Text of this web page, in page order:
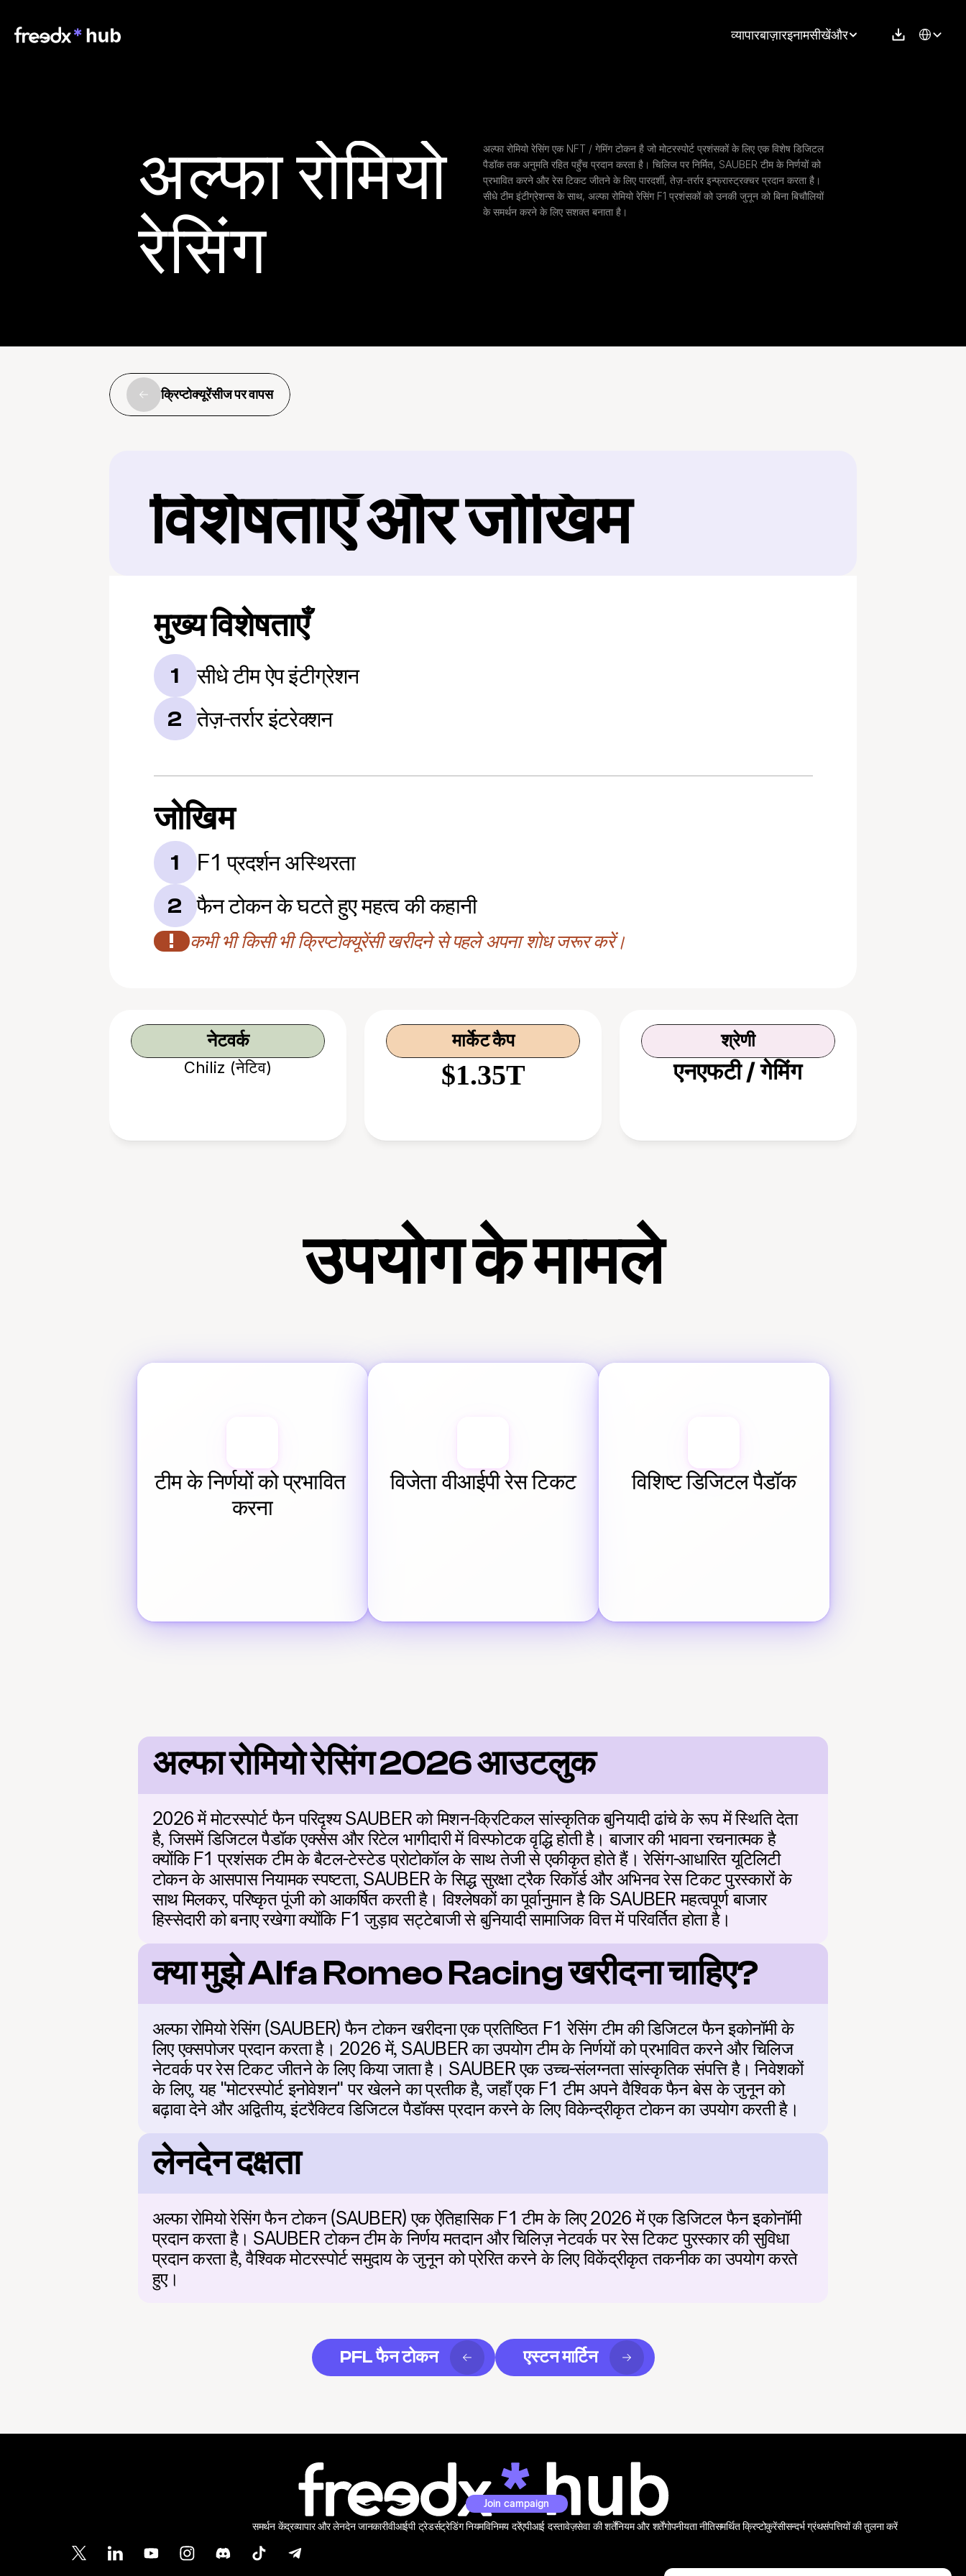
व्यापारबाज़ारइनामसीखेंऔर Select
अल्फा रोमियो
रेसिंग
अल्फा रोमियो रेसिंग एक NFT / गेमिंग टोकन है जो मोटरस्पोर्ट प्रशंसकों के लिए एक विशेष डिजिटल
पैडॉक तक अनुमति रहित पहुँच प्रदान करता है। चिलिज पर निर्मित, SAUBER टीम के निर्णयों को
प्रभावित करने और रेस टिकट जीतने के लिए पारदर्शी, तेज़-तर्रार इन्फ्रास्ट्रक्चर प्रदान करता है।
सीधे टीम इंटीग्रेशन्स के साथ, अल्फा रोमियो रेसिंग F1 प्रशंसकों को उनकी जुनून को बिना बिचौलियों
के समर्थन करने के लिए सशक्त बनाता है।
क्रिप्टोक्यूरेंसीज पर वापस
विशेषताएँ और जोखिम
मुख्य विशेषताएँ
1 सीधे टीम ऐप इंटीग्रेशन
2 तेज़-तर्रार इंटरेक्शन
जोखिम
1 F1 प्रदर्शन अस्थिरता
2 फैन टोकन के घटते हुए महत्व की कहानी
! कभी भी किसी भी क्रिप्टोक्यूरेंसी खरीदने से पहले अपना शोध जरूर करें।
नेटवर्क
Chiliz (नेटिव)
मार्केट कैप
$1.35T
श्रेणी
एनएफटी / गेमिंग
उपयोग के मामले
टीम के निर्णयों को प्रभावित
करना
विजेता वीआईपी रेस टिकट विशिष्ट डिजिटल पैडॉक
अल्फा रोमियो रेसिंग 2026 आउटलुक
2026 में मोटरस्पोर्ट फैन परिदृश्य SAUBER को मिशन-क्रिटिकल सांस्कृतिक बुनियादी ढांचे के रूप में स्थिति देता
है, जिसमें डिजिटल पैडॉक एक्सेस और रिटेल भागीदारी में विस्फोटक वृद्धि होती है। बाजार की भावना रचनात्मक है
क्योंकि F1 प्रशंसक टीम के बैटल-टेस्टेड प्रोटोकॉल के साथ तेजी से एकीकृत होते हैं। रेसिंग-आधारित यूटिलिटी
टोकन के आसपास नियामक स्पष्टता, SAUBER के सिद्ध सुरक्षा ट्रैक रिकॉर्ड और अभिनव रेस टिकट पुरस्कारों के
साथ मिलकर, परिष्कृत पूंजी को आकर्षित करती है। विश्लेषकों का पूर्वानुमान है कि SAUBER महत्वपूर्ण बाजार
हिस्सेदारी को बनाए रखेगा क्योंकि F1 जुड़ाव सट्टेबाजी से बुनियादी सामाजिक वित्त में परिवर्तित होता है।
क्या मुझे Alfa Romeo Racing खरीदना चाहिए?
अल्फा रोमियो रेसिंग (SAUBER) फैन टोकन खरीदना एक प्रतिष्ठित F1 रेसिंग टीम की डिजिटल फैन इकोनॉमी के
लिए एक्सपोजर प्रदान करता है। 2026 में, SAUBER का उपयोग टीम के निर्णयों को प्रभावित करने और चिलिज
नेटवर्क पर रेस टिकट जीतने के लिए किया जाता है। SAUBER एक उच्च-संलग्नता सांस्कृतिक संपत्ति है। निवेशकों
के लिए, यह "मोटरस्पोर्ट इनोवेशन" पर खेलने का प्रतीक है, जहाँ एक F1 टीम अपने वैश्विक फैन बेस के जुनून को
बढ़ावा देने और अद्वितीय, इंटरैक्टिव डिजिटल पैडॉक्स प्रदान करने के लिए विकेन्द्रीकृत टोकन का उपयोग करती है।
लेनदेन दक्षता
अल्फा रोमियो रेसिंग फैन टोकन (SAUBER) एक ऐतिहासिक F1 टीम के लिए 2026 में एक डिजिटल फैन इकोनॉमी
प्रदान करता है। SAUBER टोकन टीम के निर्णय मतदान और चिलिज़ नेटवर्क पर रेस टिकट पुरस्कार की सुविधा
प्रदान करता है, वैश्विक मोटरस्पोर्ट समुदाय के जुनून को प्रेरित करने के लिए विकेंद्रीकृत तकनीक का उपयोग करते
हुए।
PFL फैन टोकन एस्टन मार्टिन
Join campaign
समर्थन केंद्रव्यापार और लेनदेन जानकारीवीआईपी ट्रेडर्सट्रेडिंग नियमविनिमय दरेंएपीआई दस्तावेज़सेवा की शर्तेंनियम और शर्तेंगोपनीयता नीतिसमर्थित क्रिप्टोकुरेंसीसन्दर्भ ग्रंथसंपत्तियों की तुलना करें